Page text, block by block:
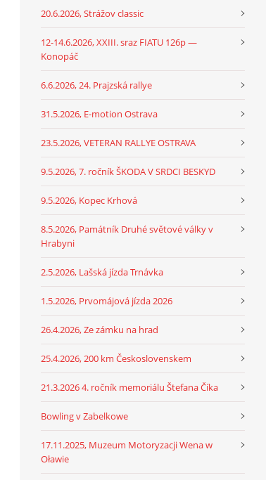
20.6.2026, Strážov classic
12-14.6.2026, XXIII. sraz FIATU 126p —
Konopáč
6.6.2026, 24. Prajzská rallye
31.5.2026, E-motion Ostrava
23.5.2026, VETERAN RALLYE OSTRAVA
9.5.2026, 7. ročník ŠKODA V SRDCI BESKYD
9.5.2026, Kopec Krhová
8.5.2026, Památník Druhé světové války v
Hrabyni
2.5.2026, Lašská jízda Trnávka
1.5.2026, Prvomájová jízda 2026
26.4.2026, Ze zámku na hrad
25.4.2026, 200 km Československem
21.3.2026 4. ročník memoriálu Štefana Číka
Bowling v Zabelkowe
17.11.2025, Muzeum Motoryzacji Wena w
Oławie